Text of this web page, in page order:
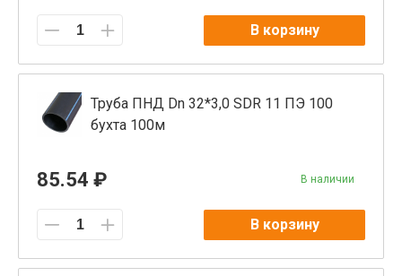
В корзину
Труба ПНД Dn 32*3,0 SDR 11 ПЭ 100
бухта 100м
85.54 ₽ В наличии
В корзину